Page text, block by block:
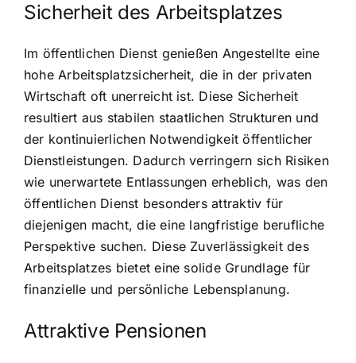
Sicherheit des Arbeitsplatzes
Im öffentlichen Dienst genießen Angestellte eine
hohe Arbeitsplatzsicherheit, die in der privaten
Wirtschaft oft unerreicht ist. Diese Sicherheit
resultiert aus stabilen staatlichen Strukturen und
der kontinuierlichen Notwendigkeit öffentlicher
Dienstleistungen. Dadurch verringern sich Risiken
wie unerwartete Entlassungen erheblich, was den
öffentlichen Dienst besonders attraktiv für
diejenigen macht, die eine langfristige berufliche
Perspektive suchen. Diese Zuverlässigkeit des
Arbeitsplatzes bietet eine solide Grundlage für
finanzielle und persönliche Lebensplanung.
Attraktive Pensionen